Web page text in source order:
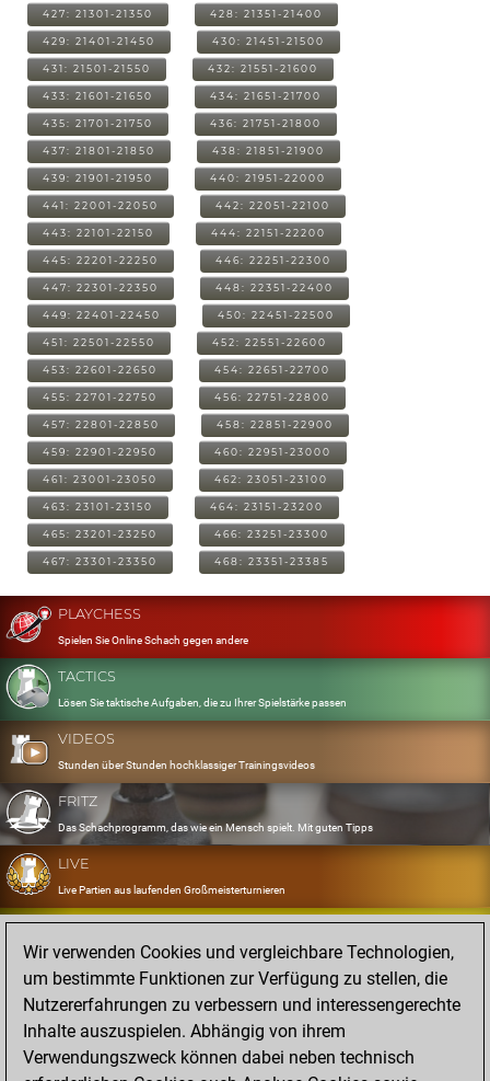
427: 21301-21350 428: 21351-21400
429: 21401-21450 430: 21451-21500
431: 21501-21550 432: 21551-21600
433: 21601-21650 434: 21651-21700
435: 21701-21750 436: 21751-21800
437: 21801-21850 438: 21851-21900
439: 21901-21950 440: 21951-22000
441: 22001-22050 442: 22051-22100
443: 22101-22150 444: 22151-22200
445: 22201-22250 446: 22251-22300
447: 22301-22350 448: 22351-22400
449: 22401-22450 450: 22451-22500
451: 22501-22550 452: 22551-22600
453: 22601-22650 454: 22651-22700
455: 22701-22750 456: 22751-22800
457: 22801-22850 458: 22851-22900
459: 22901-22950 460: 22951-23000
461: 23001-23050 462: 23051-23100
463: 23101-23150 464: 23151-23200
465: 23201-23250 466: 23251-23300
467: 23301-23350 468: 23351-23385
PLAYCHESS
Spielen Sie Online Schach gegen andere
TACTICS
Lösen Sie taktische Aufgaben, die zu Ihrer Spielstärke passen
VIDEOS
Stunden über Stunden hochklassiger Trainingsvideos
FRITZ
Das Schachprogramm, das wie ein Mensch spielt. Mit guten Tipps
LIVE
Live Partien aus laufenden Großmeisterturnieren
OPENINGS
Erfassen und Üben Sie Ihr Eröffnungsrepertoire
DATABASE
Acht Millionen starke Partien
MYGAMES
Speichern und analysieren Sie eigene Partien in der Cloud
Wir verwenden Cookies und vergleichbare Technologien,
um bestimmte Funktionen zur Verfügung zu stellen, die
Nutzererfahrungen zu verbessern und interessengerechte
Inhalte auszuspielen. Abhängig von ihrem
Verwendungszweck können dabei neben technisch